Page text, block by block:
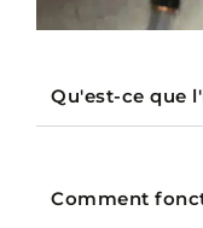
Qu'est-ce que
Comment